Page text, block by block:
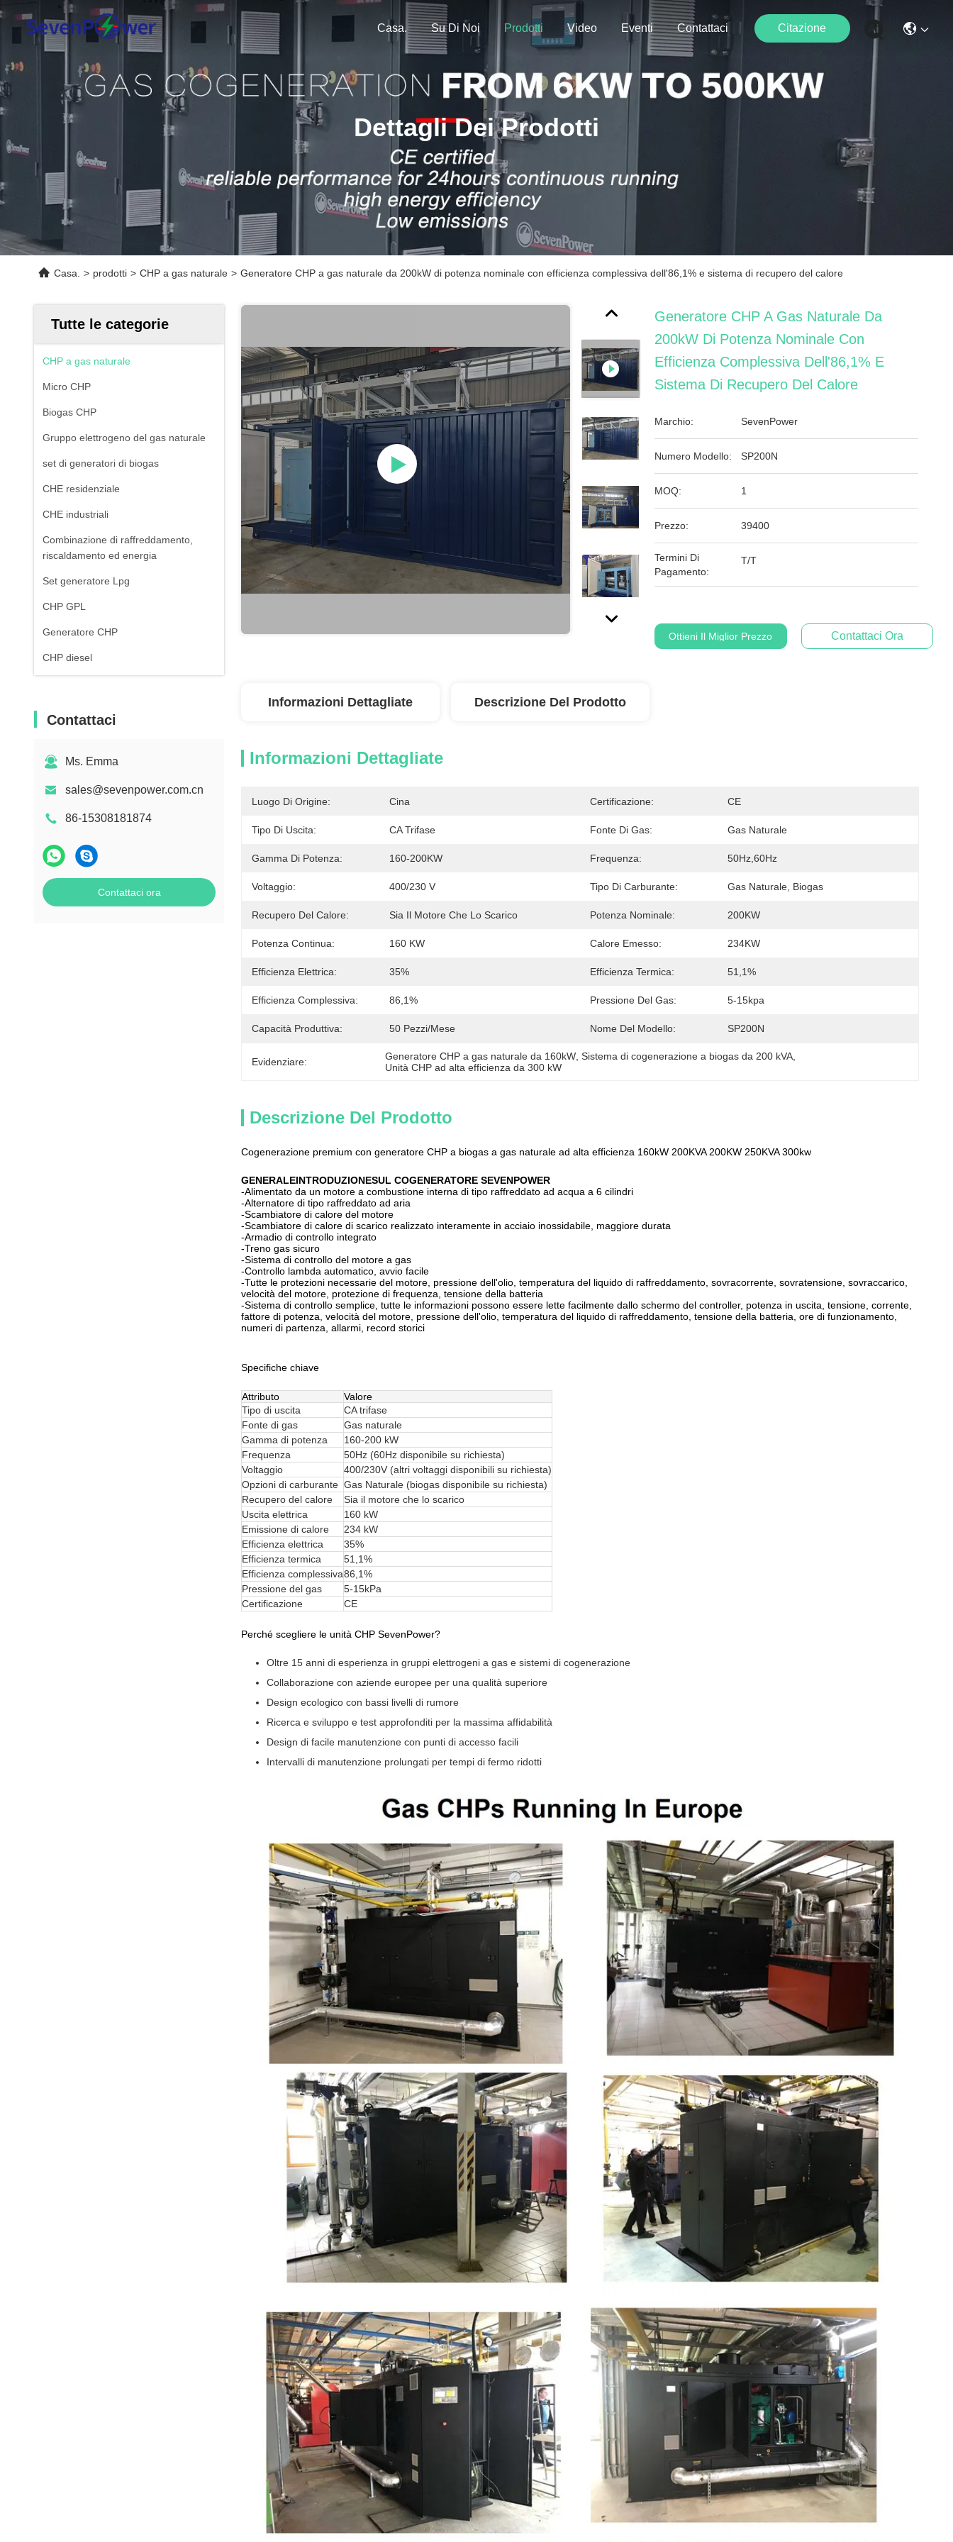
Casa. Su Di Noi Prodotti Video Eventi Contattaci Citazione
Dettagli Dei Prodotti
Casa. > prodotti > CHP a gas naturale > Generatore CHP a gas naturale da 200kW di potenza nominale con efficienza complessiva dell'86,1% e sistema di recupero del calore
Tutte le categorie
CHP a gas naturale
Micro CHP
Biogas CHP
Gruppo elettrogeno del gas naturale
set di generatori di biogas
CHE residenziale
CHE industriali
Combinazione di raffreddamento,
riscaldamento ed energia
Set generatore Lpg
CHP GPL
Generatore CHP
CHP diesel
Contattaci
Ms. Emma
sales@sevenpower.com.cn
86-15308181874
Contattaci ora
Generatore CHP A Gas Naturale Da
200kW Di Potenza Nominale Con
Efficienza Complessiva Dell'86,1% E
Sistema Di Recupero Del Calore
Marchio: SevenPower
Numero Modello: SP200N
MOQ: 1
Prezzo: 39400
Termini Di
Pagamento:
T/T
Ottieni Il Miglior Prezzo Contattaci Ora
Informazioni Dettagliate Descrizione Del Prodotto
Informazioni Dettagliate
Luogo Di Origine: Cina Certificazione: CE
Tipo Di Uscita: CA Trifase Fonte Di Gas: Gas Naturale
Gamma Di Potenza: 160-200KW Frequenza: 50Hz,60Hz
Voltaggio: 400/230 V Tipo Di Carburante: Gas Naturale, Biogas
Recupero Del Calore: Sia Il Motore Che Lo Scarico Potenza Nominale: 200KW
Potenza Continua: 160 KW Calore Emesso: 234KW
Efficienza Elettrica: 35% Efficienza Termica: 51,1%
Efficienza Complessiva: 86,1% Pressione Del Gas: 5-15kpa
Capacità Produttiva: 50 Pezzi/mese Nome Del Modello: SP200N
Evidenziare: Generatore CHP a gas naturale da 160kW , Sistema di cogenerazione a biogas da 200 kVA
Unità CHP ad alta efficienza da 300 kW
Descrizione Del Prodotto
Cogenerazione premium con generatore CHP a biogas a gas naturale ad alta efficienza 160kW 200KVA 200KW 250KVA 300kw
GENERALEINTRODUZIONESUL COGENERATORE SEVENPOWER
-Alimentato da un motore a combustione interna di tipo raffreddato ad acqua a 6 cilindri
-Alternatore di tipo raffreddato ad aria
-Scambiatore di calore del motore
-Scambiatore di calore di scarico realizzato interamente in acciaio inossidabile, maggiore durata
-Armadio di controllo integrato
-Treno gas sicuro
-Sistema di controllo del motore a gas
-Controllo lambda automatico, avvio facile
-Tutte le protezioni necessarie del motore, pressione dell'olio, temperatura del liquido di raffreddamento, sovracorrente, sovratensione, sovraccarico,
velocità del motore, protezione di frequenza, tensione della batteria
-Sistema di controllo semplice, tutte le informazioni possono essere lette facilmente dallo schermo del controller, potenza in uscita, tensione, corrente,
fattore di potenza, velocità del motore, pressione dell'olio, temperatura del liquido di raffreddamento, tensione della batteria, ore di funzionamento,
numeri di partenza, allarmi, record storici
Specifiche chiave
Attributo
Valore
Tipo di uscita
CA trifase
Fonte di gas
Gas naturale
Gamma di potenza
160-200 kW
Frequenza
50Hz (60Hz disponibile su richiesta)
Voltaggio
400/230V (altri voltaggi disponibili su richiesta)
Opzioni di carburante Gas Naturale (biogas disponibile su richiesta)
Recupero del calore
Sia il motore che lo scarico
Uscita elettrica
160 kW
Emissione di calore
234 kW
Efficienza elettrica
35%
Efficienza termica
51,1%
Efficienza complessiva86,1%
Pressione del gas
5-15kPa
Certificazione
CE
Perché scegliere le unità CHP SevenPower?
Oltre 15 anni di esperienza in gruppi elettrogeni a gas e sistemi di cogenerazione
Collaborazione con aziende europee per una qualità superiore
Design ecologico con bassi livelli di rumore
Ricerca e sviluppo e test approfonditi per la massima affidabilità
Design di facile manutenzione con punti di accesso facili
Intervalli di manutenzione prolungati per tempi di fermo ridotti